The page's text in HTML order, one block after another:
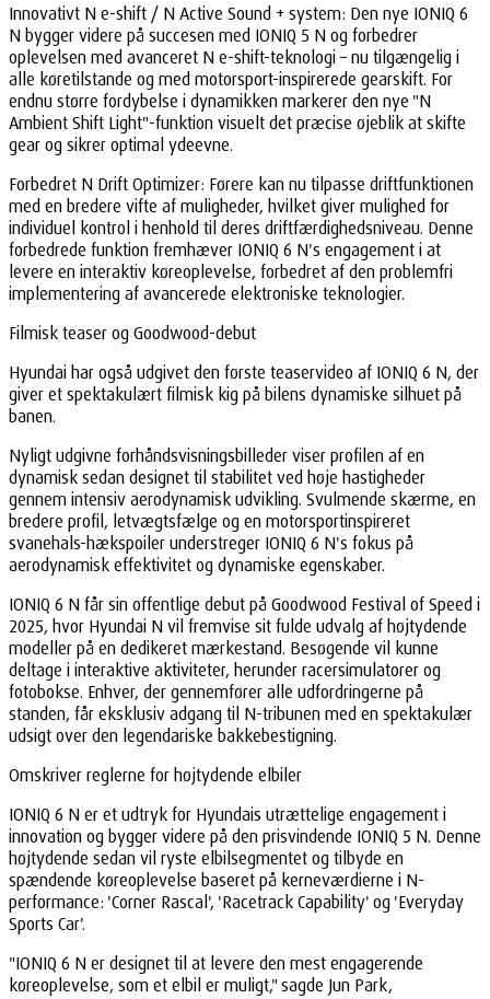
Innovativt N e-shift / N Active Sound + system: Den nye IONIQ 6
N bygger videre på succesen med IONIQ 5 N og forbedrer
oplevelsen med avanceret N e-shift-teknologi – nu tilgængelig i
alle køretilstande og med motorsport-inspirerede gearskift. For
endnu større fordybelse i dynamikken markerer den nye "N
Ambient Shift Light"-funktion visuelt det præcise øjeblik at skifte
gear og sikrer optimal ydeevne.
Forbedret N Drift Optimizer: Førere kan nu tilpasse driftfunktionen
med en bredere vifte af muligheder, hvilket giver mulighed for
individuel kontrol i henhold til deres driftfærdighedsniveau. Denne
forbedrede funktion fremhæver IONIQ 6 N's engagement i at
levere en interaktiv køreoplevelse, forbedret af den problemfri
implementering af avancerede elektroniske teknologier.
Filmisk teaser og Goodwood-debut
Hyundai har også udgivet den første teaservideo af IONIQ 6 N, der
giver et spektakulært filmisk kig på bilens dynamiske silhuet på
banen.
Nyligt udgivne forhåndsvisningsbilleder viser profilen af en
dynamisk sedan designet til stabilitet ved høje hastigheder
gennem intensiv aerodynamisk udvikling. Svulmende skærme, en
bredere profil, letvægtsfælge og en motorsportinspireret
svanehals-hækspoiler understreger IONIQ 6 N's fokus på
aerodynamisk effektivitet og dynamiske egenskaber.
IONIQ 6 N får sin offentlige debut på Goodwood Festival of Speed i
2025, hvor Hyundai N vil fremvise sit fulde udvalg af højtydende
modeller på en dedikeret mærkestand. Besøgende vil kunne
deltage i interaktive aktiviteter, herunder racersimulatorer og
fotobokse. Enhver, der gennemfører alle udfordringerne på
standen, får eksklusiv adgang til N-tribunen med en spektakulær
udsigt over den legendariske bakkebestigning.
Omskriver reglerne for højtydende elbiler
IONIQ 6 N er et udtryk for Hyundais utrættelige engagement i
innovation og bygger videre på den prisvindende IONIQ 5 N. Denne
højtydende sedan vil ryste elbilsegmentet og tilbyde en
spændende køreoplevelse baseret på kerneværdierne i N-
performance: 'Corner Rascal', 'Racetrack Capability' og 'Everyday
Sports Car'.
"IONIQ 6 N er designet til at levere den mest engagerende
køreoplevelse, som et elbil er muligt," sagde Jun Park,